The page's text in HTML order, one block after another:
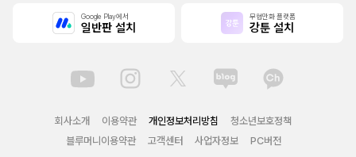
Google Play에서
일반판 설치
무협만화 플랫폼
강툰 설치
회사소개 이용약관 개인정보처리방침
청소년보호정책
블루머니이용약관
고객센터 사업자정보 PC버전